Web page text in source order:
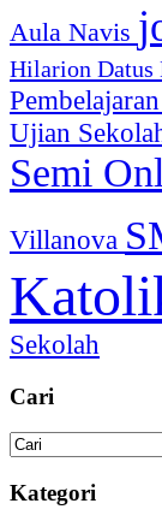
Aula Navis
Hilarion Datus
Pembelajaran
Ujian
Semi
Villanova
Sekolah
Cari
Kategori